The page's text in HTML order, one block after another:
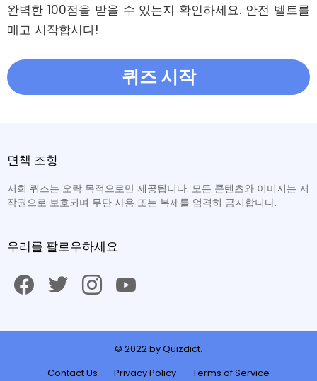
완벽한 100점을 받을 수 있는지 확인하세요. 안전 벨트를
매고 시작합시다!
퀴즈 시작
면책 조항
저희 퀴즈는 오락 목적으로만 제공됩니다. 모든 콘텐츠와 이미지는 저
작권으로 보호되며 무단 사용 또는 복제를 엄격히 금지합니다.
우리를 팔로우하세요
© 2022 by Quizdict.
Contact Us
Privacy Policy
Terms of Service